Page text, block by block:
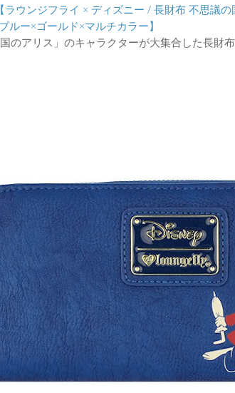
ラウンジフライ × ディズニー / 長財布 不思議
ルー×ゴールド×マルチカラー】
国のアリス」のキャラクターが大集合した長財布